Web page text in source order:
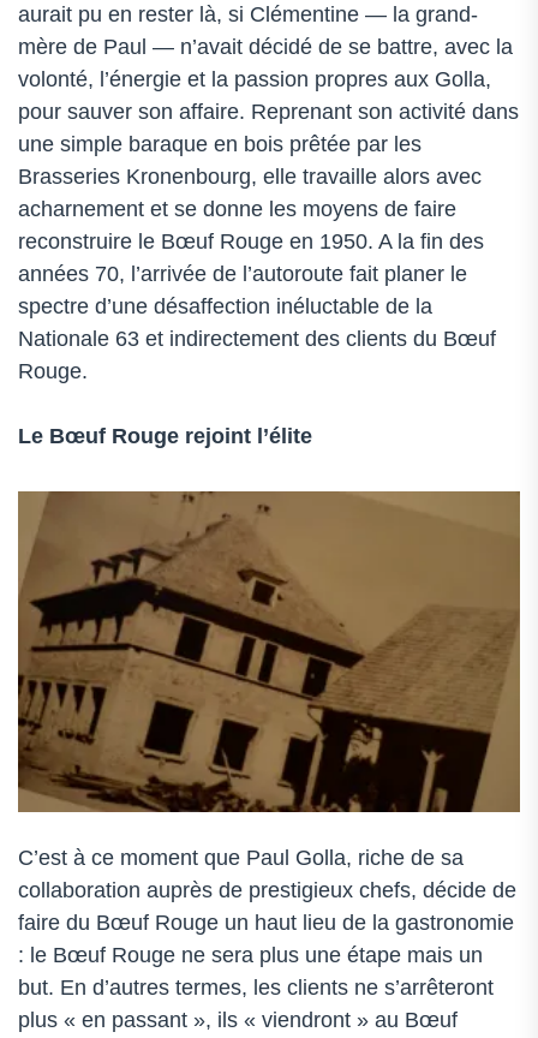
aurait pu en rester là, si Clémentine — la grand-
mère de Paul — n’avait décidé de se battre, avec la
volonté, l’énergie et la passion propres aux Golla,
pour sauver son affaire. Reprenant son activité dans
une simple baraque en bois prêtée par les
Brasseries Kronenbourg, elle travaille alors avec
acharnement et se donne les moyens de faire
reconstruire le Bœuf Rouge en 1950. A la fin des
années 70, l’arrivée de l’autoroute fait planer le
spectre d’une désaffection inéluctable de la
Nationale 63 et indirectement des clients du Bœuf
Rouge.
Le Bœuf Rouge rejoint l’élite
C’est à ce moment que Paul Golla, riche de sa
collaboration auprès de prestigieux chefs, décide de
faire du Bœuf Rouge un haut lieu de la gastronomie
: le Bœuf Rouge ne sera plus une étape mais un
but. En d’autres termes, les clients ne s’arrêteront
plus « en passant », ils « viendront » au Bœuf